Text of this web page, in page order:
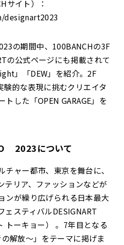
サイト）：
designart2023
の期間中、100BANCHの3F
の公式ページにも掲載されて
」「DEW」を紹介。2F
験的な表現に挑むクリエイタ
した「OPEN GARAGE」を
2023について
ャー都市、東京を舞台に、
テリア、ファッションなどが
ンが繰り広げられる日本最大
ェスティバルDESIGNART
トーキョー） 。7年目となる
解放〜」をテーマに掲げま